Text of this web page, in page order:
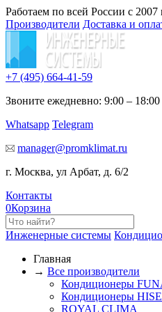
Работаем по всей России с 2007
Производители Доставка и
+7 (495) 664-41-59
Звоните ежедневно: 9:00 – 18:00
Whatsapp Telegram
manager@promklimat.ru
г. Москва, ул Арбат, д. 6/2
Контакты
0Корзина
Инженерные системы
Главная
→ Все производители
Кондиционеры
Кондиционеры
ROYAL CLIMA